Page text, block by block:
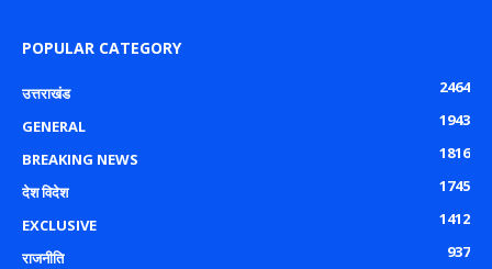
POPULAR CATEGORY
उत्तराखंड
2464
GENERAL
1943
BREAKING NEWS
1816
देश विदेश
1745
EXCLUSIVE
1412
राजनीति
937